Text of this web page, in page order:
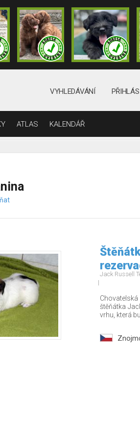
VYHLEDÁVÁNÍ
ATLAS KALENDÁŘ
Jack Russell
štěňátka
vrhu, která